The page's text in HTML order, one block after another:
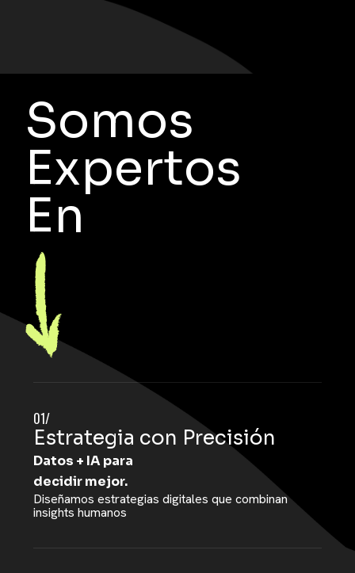
Somos
Expertos
En
01/
Estrategia con Precisión
Datos + IA para
decidir mejor.
Diseñamos estrategias digitales que combinan
insights humanos